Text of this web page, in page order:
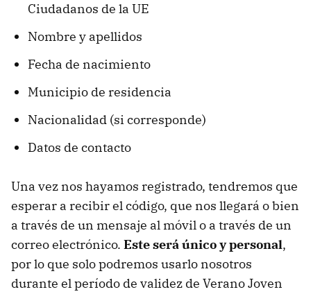
Ciudadanos de la UE
Nombre y apellidos
Fecha de nacimiento
Municipio de residencia
Nacionalidad (si corresponde)
Datos de contacto
Una vez nos hayamos registrado, tendremos que
esperar a recibir el código, que nos llegará o bien
a través de un mensaje al móvil o a través de un
correo electrónico. Este será único y personal,
por lo que solo podremos usarlo nosotros
durante el período de validez de Verano Joven